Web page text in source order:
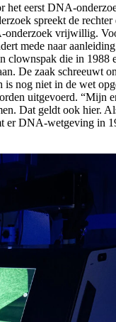
eerst DNA-
spreekt de rechter
onderzoek vrijwillig.
mede naar
clownspak die in 1988
De zaak schreeuwt
nog niet in de wet
uitgevoerd. “Mijn
Dat geldt ook hier.
er DNA-wetgeving in